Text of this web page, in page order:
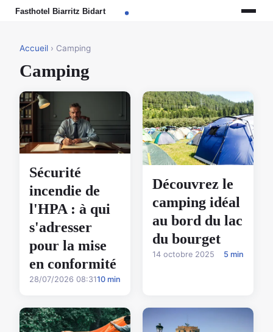
Accueil › Camping
Camping
Sécurité
incendie de
l'HPA : à qui
s'adresser
pour la mise
en conformité
28/07/2026 08:3110 min
Découvrez le
camping idéal
au bord du lac
du bourget
14 octobre 2025 5 min